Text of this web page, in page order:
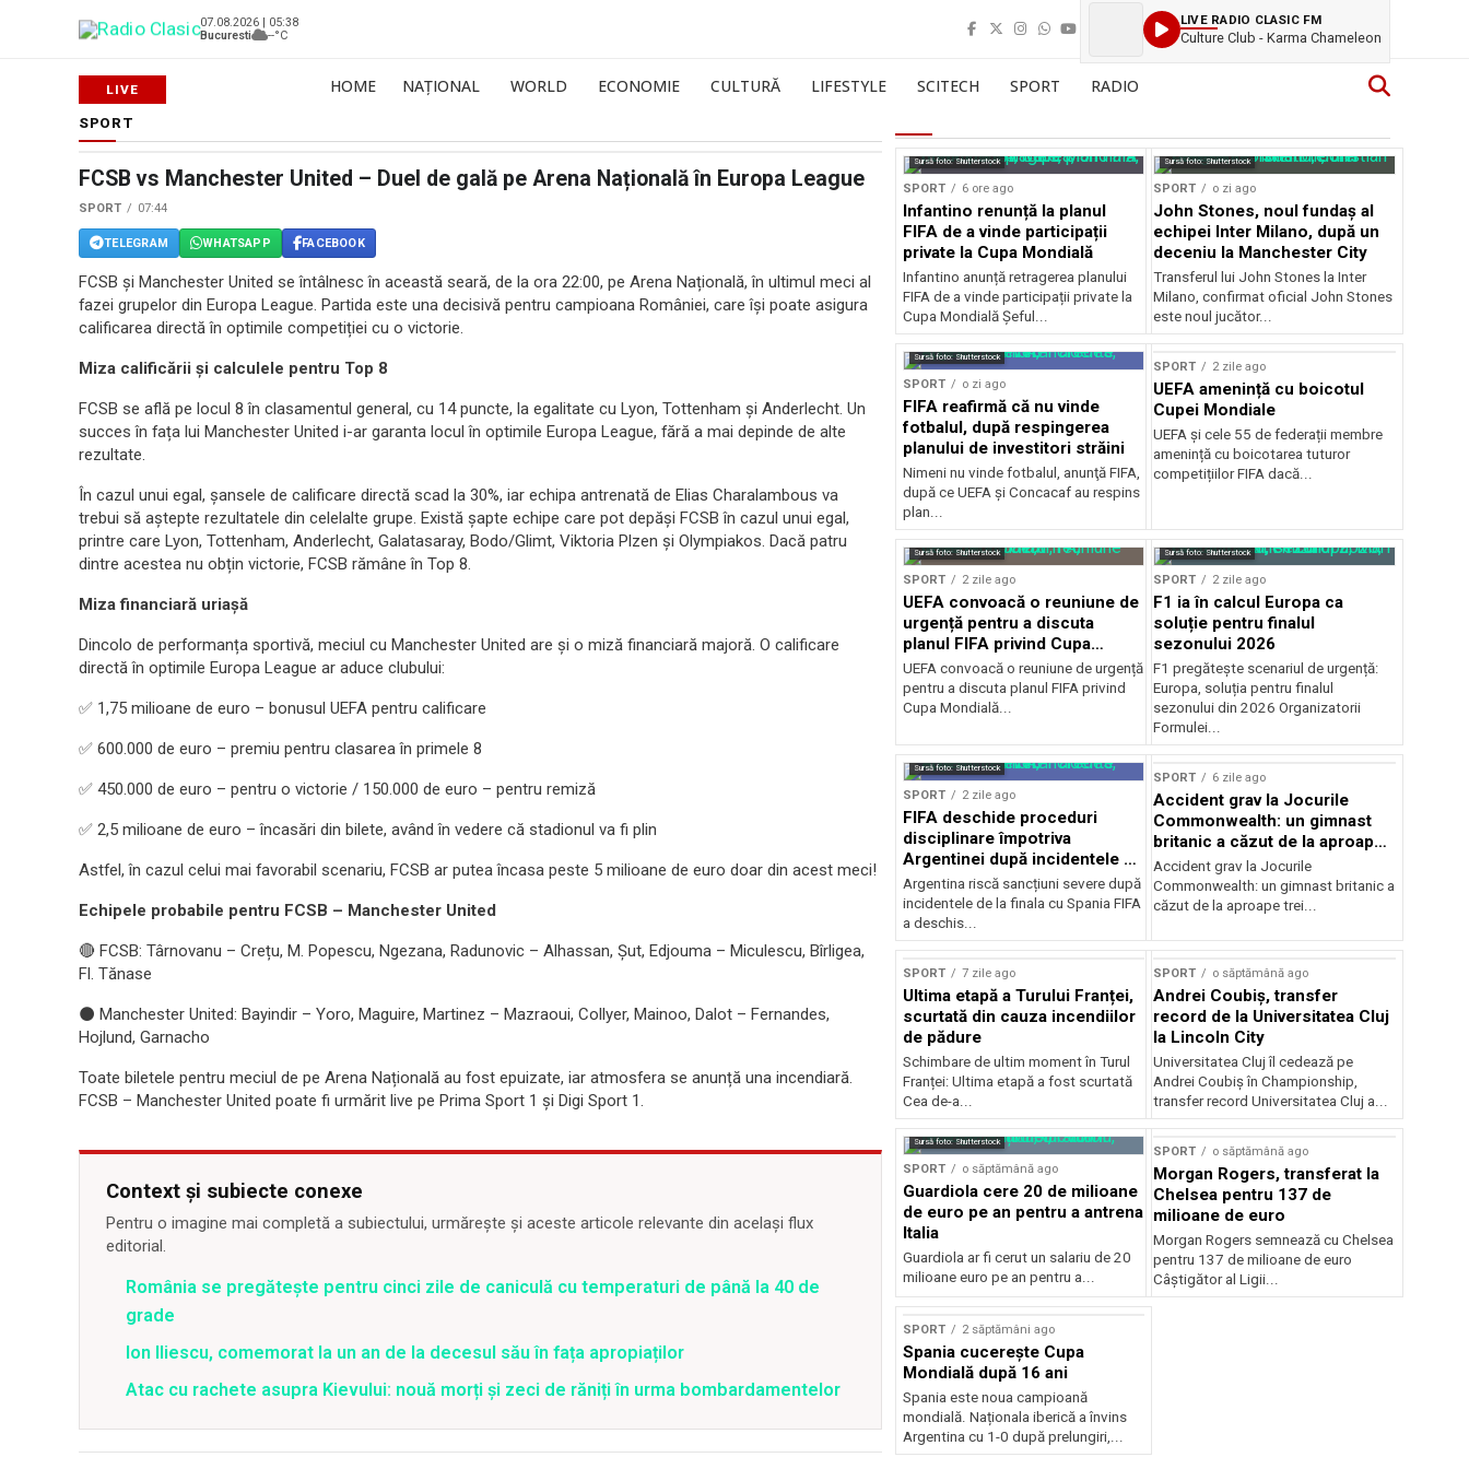
07.08.2026 | 05:38
Bucuresti
--°C
LIVE RADIO CLASIC FM
Culture Club - Karma Chameleon
HOME NAȚIONAL WORLD ECONOMIE CULTURĂ LIFESTYLE SCITECH SPORT RADIO
SPORT
FCSB vs Manchester United – Duel de gală pe Arena Națională în Europa League
SPORT 07:44
TELEGRAM WHATSAPP FACEBOOK
FCSB și Manchester United se întâlnesc în această seară, de la ora 22:00, pe Arena Națională, în ultimul meci al
fazei grupelor din Europa League. Partida este una decisivă pentru campioana României, care își poate asigura
calificarea directă în optimile competiției cu o victorie.
Miza calificării și calculele pentru Top 8
FCSB se află pe locul 8 în clasamentul general, cu 14 puncte, la egalitate cu Lyon, Tottenham și Anderlecht. Un
succes în fața lui Manchester United i-ar garanta locul în optimile Europa League, fără a mai depinde de alte
rezultate.
În cazul unui egal, șansele de calificare directă scad la 30%, iar echipa antrenată de Elias Charalambous va
trebui să aștepte rezultatele din celelalte grupe. Există șapte echipe care pot depăși FCSB în cazul unui egal,
printre care Lyon, Tottenham, Anderlecht, Galatasaray, Bodo/Glimt, Viktoria Plzen și Olympiakos. Dacă patru
dintre acestea nu obțin victorie, FCSB rămâne în Top 8.
Miza financiară uriașă
Dincolo de performanța sportivă, meciul cu Manchester United are și o miză financiară majoră. O calificare
directă în optimile Europa League ar aduce clubului:
✅ 1,75 milioane de euro – bonusul UEFA pentru calificare
✅ 600.000 de euro – premiu pentru clasarea în primele 8
✅ 450.000 de euro – pentru o victorie / 150.000 de euro – pentru remiză
✅ 2,5 milioane de euro – încasări din bilete, având în vedere că stadionul va fi plin
Astfel, în cazul celui mai favorabil scenariu, FCSB ar putea încasa peste 5 milioane de euro doar din acest meci!
Echipele probabile pentru FCSB – Manchester United
🔴 FCSB: Târnovanu – Crețu, M. Popescu, Ngezana, Radunovic – Alhassan, Șut, Edjouma – Miculescu, Bîrligea,
Fl. Tănase
⚫ Manchester United: Bayindir – Yoro, Maguire, Martinez – Mazraoui, Collyer, Mainoo, Dalot – Fernandes,
Hojlund, Garnacho
Toate biletele pentru meciul de pe Arena Națională au fost epuizate, iar atmosfera se anunță una incendiară.
FCSB – Manchester United poate fi urmărit live pe Prima Sport 1 și Digi Sport 1.
Context și subiecte conexe
Pentru o imagine mai completă a subiectului, urmărește și aceste articole relevante din același flux
editorial.
România se pregătește pentru cinci zile de caniculă cu temperaturi de până la 40 de
grade
Ion Iliescu, comemorat la un an de la decesul său în fața apropiaților
Atac cu rachete asupra Kievului: nouă morți și zeci de răniți în urma bombardamentelor
Sursă foto: Shutterstock
SPORT 6 ore ago
Infantino renunță la planul
FIFA de a vinde participații
private la Cupa Mondială
Infantino anunță retragerea planului
FIFA de a vinde participații private la
Cupa Mondială Șeful...
Sursă foto: Shutterstock
SPORT o zi ago
John Stones, noul fundaș al
echipei Inter Milano, după un
deceniu la Manchester City
Transferul lui John Stones la Inter
Milano, confirmat oficial John Stones
este noul jucător...
Sursă foto: Shutterstock
SPORT o zi ago
FIFA reafirmă că nu vinde
fotbalul, după respingerea
planului de investitori străini
Nimeni nu vinde fotbalul, anunţă FIFA,
după ce UEFA şi Concacaf au respins
plan...
SPORT 2 zile ago
UEFA amenință cu boicotul
Cupei Mondiale
UEFA și cele 55 de federații membre
amenință cu boicotarea tuturor
competițiilor FIFA dacă...
Sursă foto: Shutterstock
SPORT 2 zile ago
UEFA convoacă o reuniune de
urgență pentru a discuta
planul FIFA privind Cupa
Mondială
UEFA convoacă o reuniune de urgență
pentru a discuta planul FIFA privind
Cupa Mondială...
Sursă foto: Shutterstock
SPORT 2 zile ago
F1 ia în calcul Europa ca
soluție pentru finalul
sezonului 2026
F1 pregătește scenariul de urgență:
Europa, soluția pentru finalul
sezonului din 2026 Organizatorii
Formulei...
Sursă foto: Shutterstock
SPORT 2 zile ago
FIFA deschide proceduri
disciplinare împotriva
Argentinei după incidentele de
la finala cu Spania
Argentina riscă sancțiuni severe după
incidentele de la finala cu Spania FIFA
a deschis...
SPORT 6 zile ago
Accident grav la Jocurile
Commonwealth: un gimnast
britanic a căzut de la aproape
trei metri
Accident grav la Jocurile
Commonwealth: un gimnast britanic a
căzut de la aproape trei...
SPORT 7 zile ago
Ultima etapă a Turului Franței,
scurtată din cauza incendiilor
de pădure
Schimbare de ultim moment în Turul
Franței: Ultima etapă a fost scurtată
Cea de-a...
SPORT o săptămână ago
Andrei Coubiș, transfer
record de la Universitatea Cluj
la Lincoln City
Universitatea Cluj îl cedează pe
Andrei Coubiș în Championship,
transfer record Universitatea Cluj a...
Sursă foto: Shutterstock
SPORT o săptămână ago
Guardiola cere 20 de milioane
de euro pe an pentru a antrena
Italia
Guardiola ar fi cerut un salariu de 20
milioane euro pe an pentru a...
SPORT o săptămână ago
Morgan Rogers, transferat la
Chelsea pentru 137 de
milioane de euro
Morgan Rogers semnează cu Chelsea
pentru 137 de milioane de euro
Câștigător al Ligii...
SPORT 2 săptămâni ago
Spania cucerește Cupa
Mondială după 16 ani
Spania este noua campioană
mondială. Naționala iberică a învins
Argentina cu 1-0 după prelungiri,...